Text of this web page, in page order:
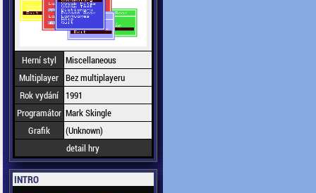
Herní styl
Miscellaneous
Multiplayer Bez multiplayeru
Rok vydání
1991
Programátor Mark Skingle
Grafik
(Unknown)
detail hry
INTRO